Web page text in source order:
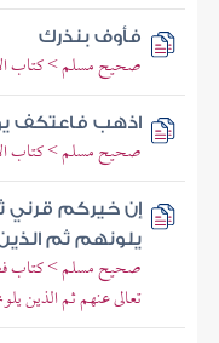
فأوف بنذرك
صحيح مسلم > كتاب
اذهب فاعتكف
صحيح مسلم > كتاب
إن خيركم قرني
يلونهم ثم
صحيح مسلم > كتاب
تعالى عنهم ثم الذين